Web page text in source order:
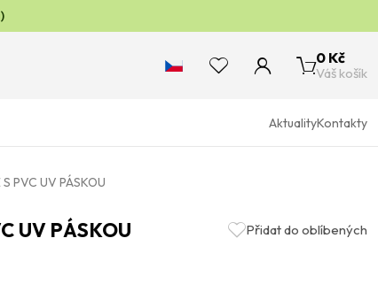
0 Kč
Váš košík
AktualityKontakty
PVC UV PÁSKOU
UV PÁSKOU
Přidat do oblíbených